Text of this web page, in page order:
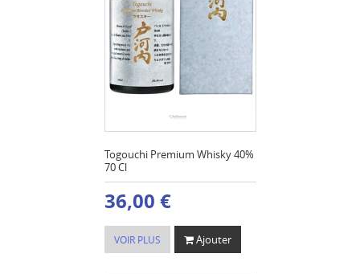
Togouchi Premium Whisky 40%
70 Cl
36,00 €
VOIR PLUS Ajouter